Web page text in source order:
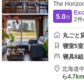
The
5.0/5
2件
丸ごと
寝室5室
寝具8組
北海道
ら4.7km